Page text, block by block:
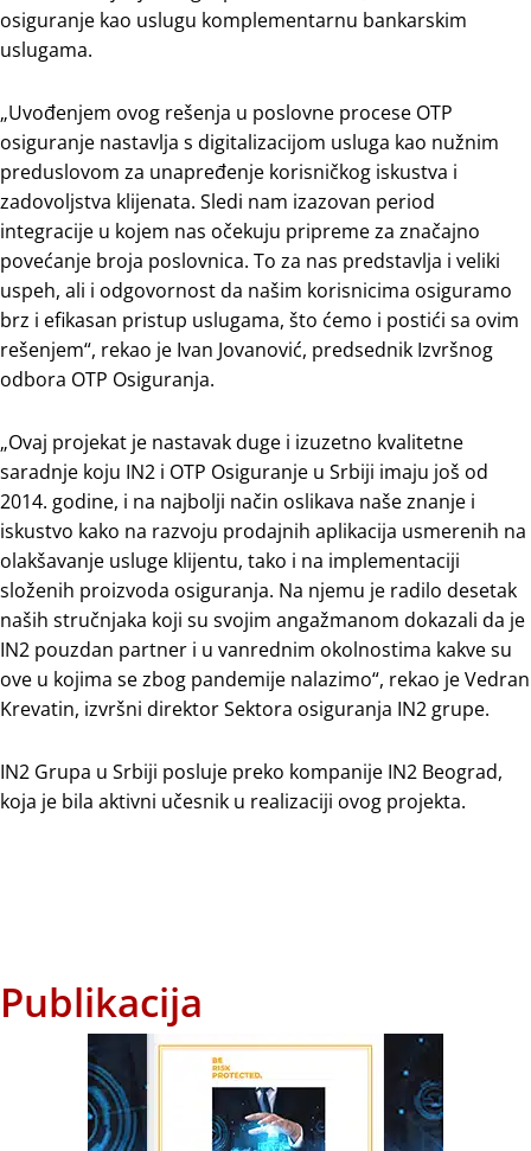
osiguranje kao uslugu komplementarnu bankarskim
uslugama.
„Uvođenjem ovog rešenja u poslovne procese OTP
osiguranje nastavlja s digitalizacijom usluga kao nužnim
preduslovom za unapređenje korisničkog iskustva i
zadovoljstva klijenata. Sledi nam izazovan period
integracije u kojem nas očekuju pripreme za značajno
povećanje broja poslovnica. To za nas predstavlja i veliki
uspeh, ali i odgovornost da našim korisnicima osiguramo
brz i efikasan pristup uslugama, što ćemo i postići sa ovim
rešenjem“, rekao je Ivan Jovanović, predsednik Izvršnog
odbora OTP Osiguranja.
„Ovaj projekat je nastavak duge i izuzetno kvalitetne
saradnje koju IN2 i OTP Osiguranje u Srbiji imaju još od
2014. godine, i na najbolji način oslikava naše znanje i
iskustvo kako na razvoju prodajnih aplikacija usmerenih na
olakšavanje usluge klijentu, tako i na implementaciji
složenih proizvoda osiguranja. Na njemu je radilo desetak
naših stručnjaka koji su svojim angažmanom dokazali da je
IN2 pouzdan partner i u vanrednim okolnostima kakve su
ove u kojima se zbog pandemije nalazimo“, rekao je Vedran
Krevatin, izvršni direktor Sektora osiguranja IN2 grupe.
IN2 Grupa u Srbiji posluje preko kompanije IN2 Beograd,
koja je bila aktivni učesnik u realizaciji ovog projekta.
Publikacija